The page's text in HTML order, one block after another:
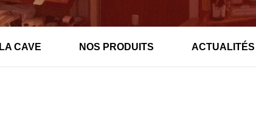
LA CAVE NOS PRODUITS ACTUALITÉS